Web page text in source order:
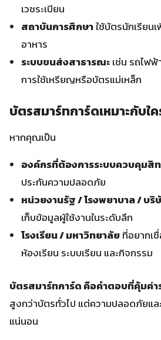
เวชระเบียน
สถาบันการศึกษาใช้บัตรนักเรียน
อาหาร
ระบบขนส่งสาธารณะเช่น รถไฟ
การใช้เหรียญหรือบัตรแม่เหล็ก
บัตรสมาร์ทการ์ดเหมาะกับใค
หากคุณเป็น
องค์กรที่ต้องการระบบควบคุมสิ
ประกันความปลอดภัย
หน่วยงานรัฐ / โรงพยาบาล / บริ
เก็บข้อมูลผู้ใช้งานในระดับลึก
โรงเรียน / มหาวิทยาลัยที่อยากเ
ห้องเรียน ระบบเรียน และกิจกรรม
บัตรสมาร์ทการ์ด คือคำตอบที่คุ้มค่า
สูงกว่าบัตรทั่วไป แต่ความปลอดภัยแล
แน่นอน